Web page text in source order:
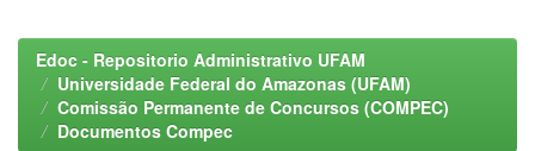
Edoc - Repositorio Administrativo UFAM
Universidade Federal do Amazonas (UFAM)
Comissão Permanente de Concursos (COMPEC)
Documentos Compec